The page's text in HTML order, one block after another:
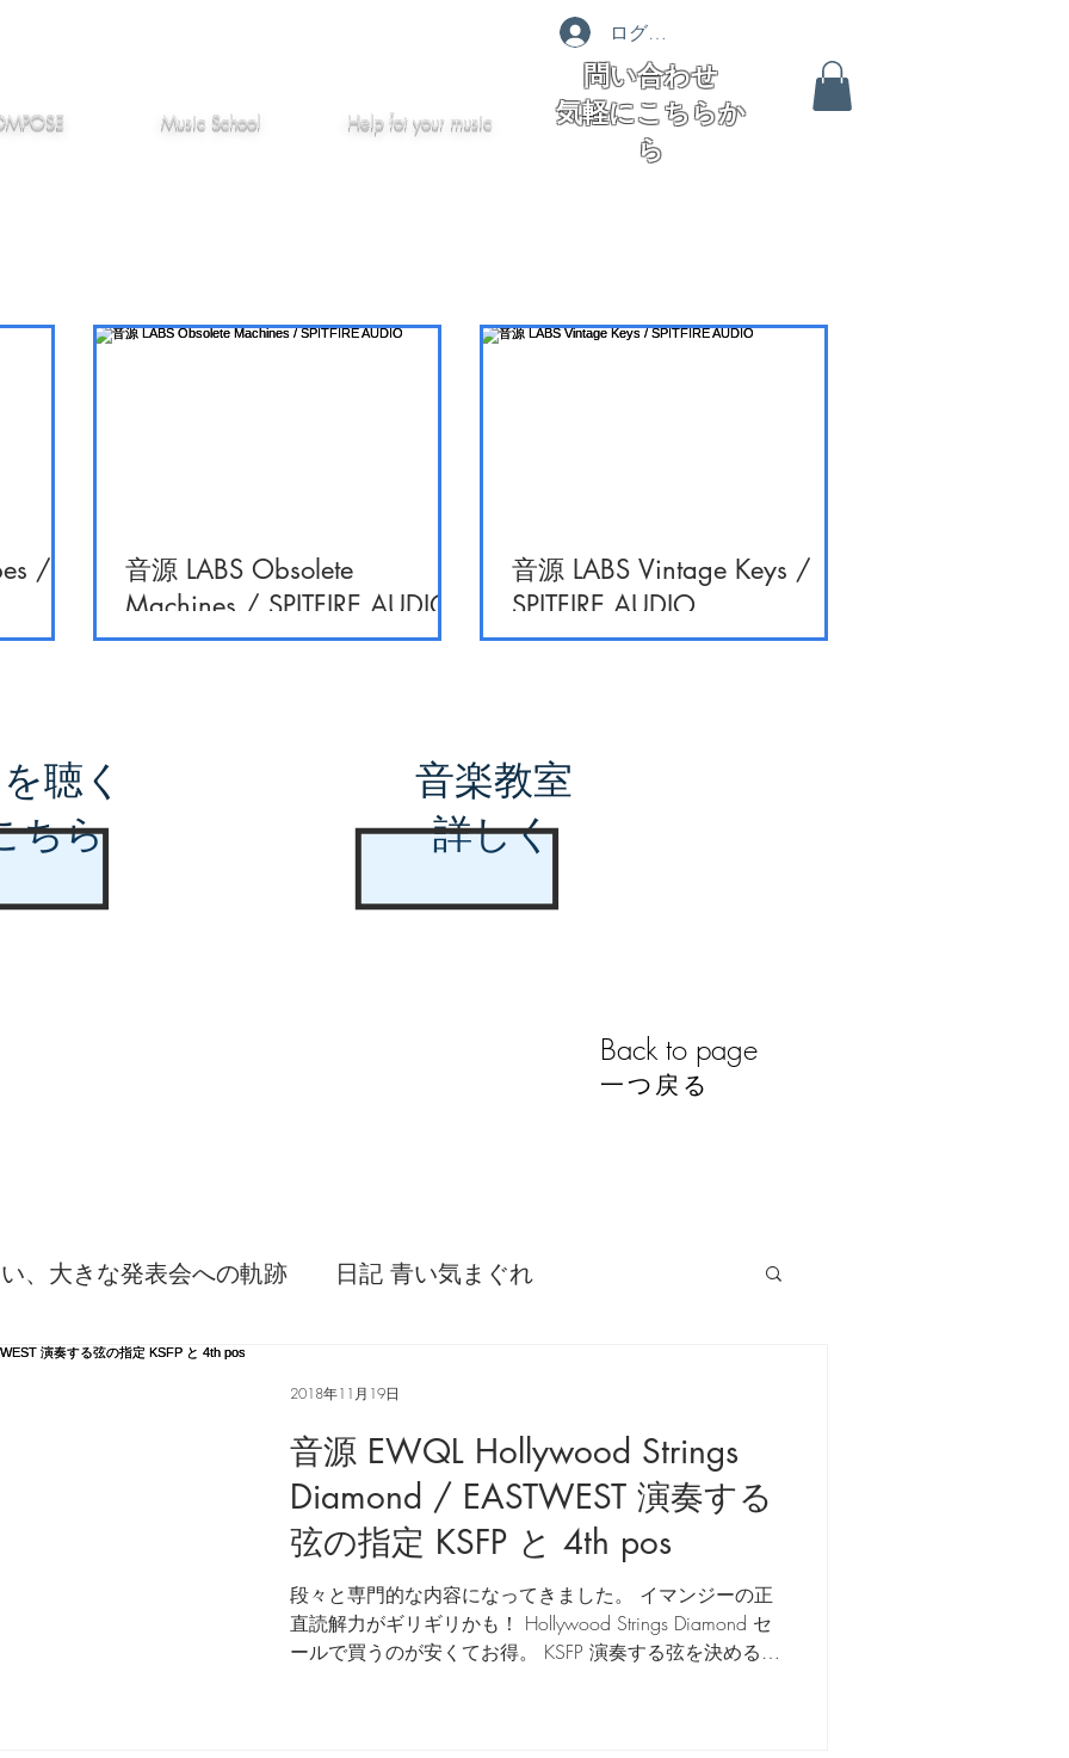
Music School Helpfot your music
ログイン
問い合わせ
気軽にこちらか
ら
/
音源 LABS Obsolete
Machines / SPITFIRE AUDIO
音源 LABS Vintage Keys /
SPITFIRE AUDIO
聴く
ちら
音楽教室
詳しく
Back to page
一つ戻る
、大きな発表会への軌跡 日記 青い気まぐれ
た感想 弦交換の記録
Imanjy Studio 使われているモノ
便利な経験、新しいコトに挑戦しよう
でを追ったドキュメンタリー、二つの舞台裏
音源 EWQL Hollywood Strings
Diamond / EASTWEST 演奏する
弦の指定 KSFP と 4th pos
段々と専門的な内容になってきました。 イマンジーの正
直読解力がギリギリかも！ Hollywood Strings Diamond セ
ールで買うのが安くてお得。 KSFP 演奏する弦を決める。
2018年11月19日